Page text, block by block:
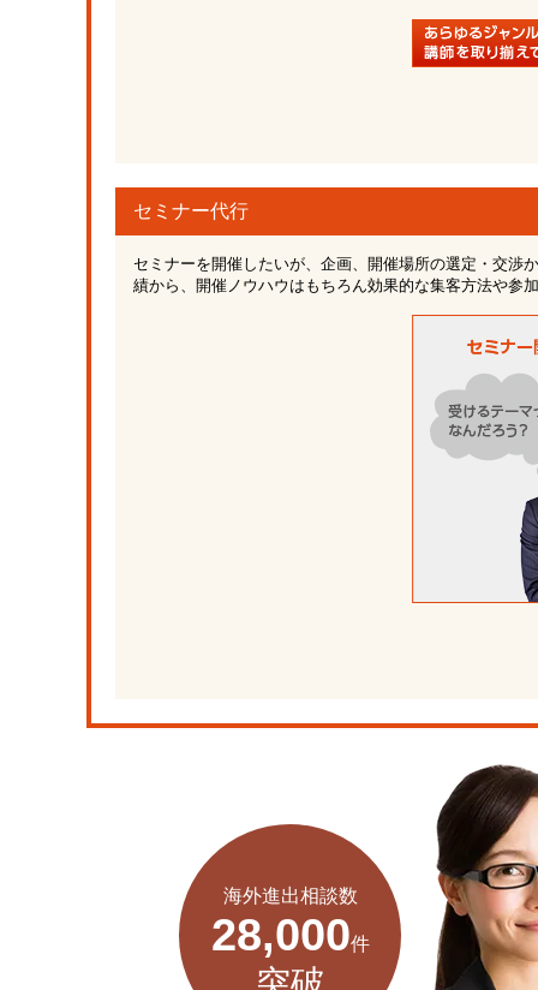
セミナー代行
セミナーを開催したいが、企画、開催場所の選定・交渉
績から、開催ノウハウはもちろん効果的な集客方法や参
海外進出相談数
28,000件